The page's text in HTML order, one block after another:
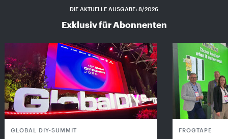
DIE AKTUELLE AUSGABE: 8/2026
Exklusiv für Abonnenten
GLOBAL DIY-SUMMIT FROGTAPE